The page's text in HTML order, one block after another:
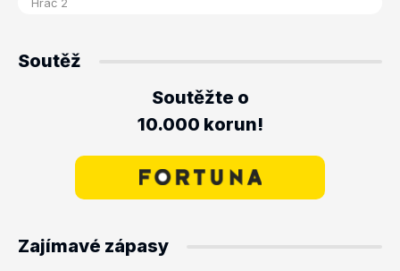
Soutěž
Soutěžte o
10.000 korun!
Zajímavé zápasy